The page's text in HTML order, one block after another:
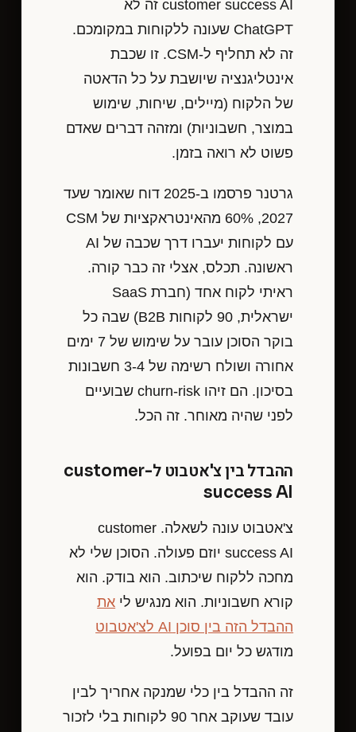
customer success AI זה לא
ChatGPT שעונה ללקוחות במקומכם.
זה לא תחליף ל-CSM. זו שכבת
אינטליגנציה שיושבת על כל הדאטה
של הלקוח (מיילים, שיחות, שימוש
במוצר, חשבוניות) ומזהה דברים שאדם
פשוט לא רואה בזמן.
גרטנר פרסמו ב-2025 דוח שאומר שעד
2027, 60% מהאינטראקציות של CSM
עם לקוחות יעברו דרך שכבה של AI
ראשונה. תכלס, אצלי זה כבר קורה.
ראיתי לקוח אחד (חברת SaaS
ישראלית, 90 לקוחות B2B) שבה כל
בוקר הסוכן עובר על שימוש של 7 ימים
אחורה ושולח רשימה של 3-4 חשבונות
בסיכון. הם זיהו churn-risk שבועיים
לפני שהיה מאוחר. זה הכל.
ההבדל בין צ'אטבוט ל-customer
success AI
צ'אטבוט עונה לשאלה. customer
success AI יוזם פעולה. הסוכן שלי לא
מחכה ללקוח שיכתוב. הוא בודק. הוא
קורא חשבוניות. הוא מנגיש לי את
ההבדל הזה בין סוכן AI לצ'אטבוט
מודגש כל יום בפועל.
זה ההבדל בין כלי שמנקה אחריך לבין
עובד שעוקב אחר 90 לקוחות בלי לזכור